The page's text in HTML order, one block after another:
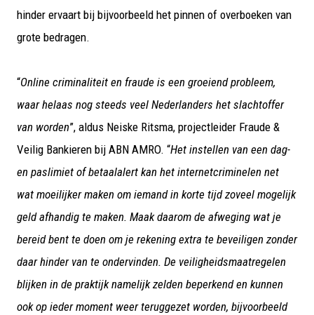
hinder ervaart bij bijvoorbeeld het pinnen of overboeken van
grote bedragen.
“Online criminaliteit en fraude is een groeiend probleem,
waar helaas nog steeds veel Nederlanders het slachtoffer
van worden”, aldus Neiske Ritsma, projectleider Fraude &
Veilig Bankieren bij ABN AMRO. “Het instellen van een dag-
en paslimiet of betaalalert kan het internetcriminelen net
wat moeilijker maken om iemand in korte tijd zoveel mogelijk
geld afhandig te maken. Maak daarom de afweging wat je
bereid bent te doen om je rekening extra te beveiligen zonder
daar hinder van te ondervinden. De veiligheidsmaatregelen
blijken in de praktijk namelijk zelden beperkend en kunnen
ook op ieder moment weer teruggezet worden, bijvoorbeeld